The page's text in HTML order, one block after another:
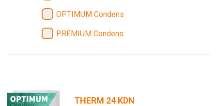
OPTIMUM Condens
PREMIUM Condens
THERM 24 KDN